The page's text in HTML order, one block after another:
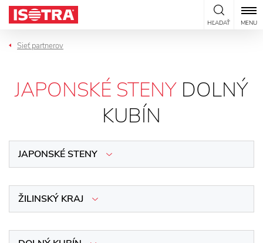
Preskočiť na obsah
HĽADAŤ MENU
Sieť partnerov
JAPONSKÉ STENY DOLNÝ
KUBÍN
JAPONSKÉ STENY
ŽILINSKÝ KRAJ